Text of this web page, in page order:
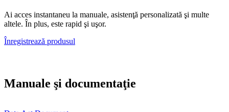
Ai acces instantaneu la manuale, asistenţă personalizată şi multe
altele. În plus, este rapid şi uşor.
Înregistrează produsul
Manuale şi documentaţie